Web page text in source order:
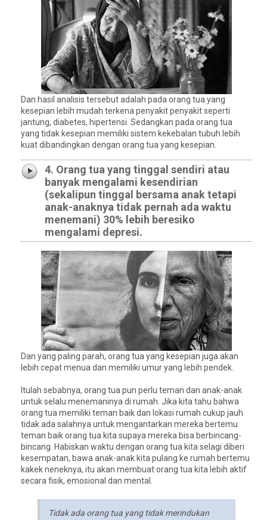
Dan hasil analisis tersebut adalah pada orang tua yang
kesepian lebih mudah terkena penyakit penyakit seperti
jantung, diabetes, hipertensi. Sedangkan pada orang tua
yang tidak kesepian memiliki sistem kekebalan tubuh lebih
kuat dibandingkan dengan orang tua yang kesepian.
4. Orang tua yang tinggal sendiri atau
banyak mengalami kesendirian
(sekalipun tinggal bersama anak tetapi
anak-anaknya tidak pernah ada waktu
menemani) 30% lebih beresiko
mengalami depresi.
Dan yang paling parah, orang tua yang kesepian juga akan
lebih cepat menua dan memiliki umur yang lebih pendek.
Itulah sebabnya, orang tua pun perlu teman dan anak-anak
untuk selalu menemaninya di rumah. Jika kita tahu bahwa
orang tua memiliki teman baik dan lokasi rumah cukup jauh
tidak ada salahnya untuk mengantarkan mereka bertemu
teman baik orang tua kita supaya mereka bisa berbincang-
bincang. Habiskan waktu dengan orang tua kita selagi diberi
kesempatan, bawa anak-anak kita pulang ke rumah bertemu
kakek neneknya, itu akan membuat orang tua kita lebih aktif
secara fisik, emosional dan mental.
Tidak ada orang tua yang tidak merindukan